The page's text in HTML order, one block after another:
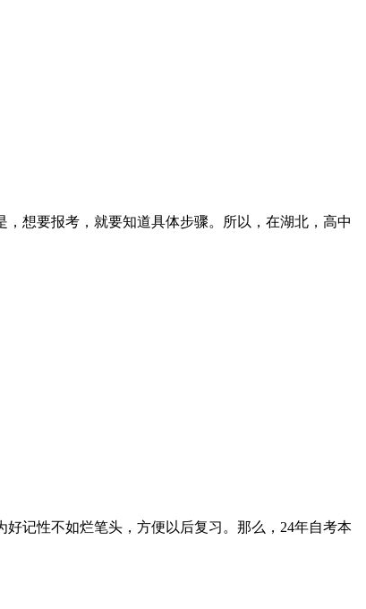
想要报考，就要知道具体步骤。所以，在湖北，高中
记性不如烂笔头，方便以后复习。那么，24年自考本